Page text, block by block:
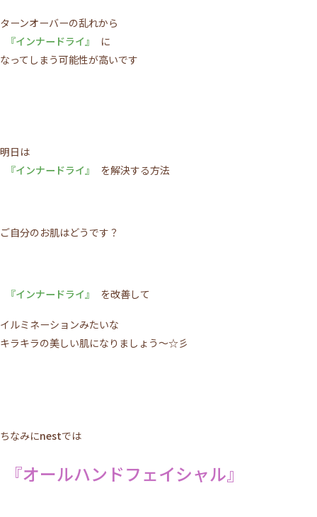
ご利用の流れ
トップページ
BRIDAL
WEB予約する
ターンオーバーの乱れから
『インナードライ』
に
なってしまう可能性が高いです
明日は
『インナードライ』
を解決する方法
ご自分のお肌はどうです？
『インナードライ』 を改善して
イルミネーションみたいな
キラキラの美しい肌になりましょう～☆彡
ちなみにnestでは
『オールハンドフェイシャル』